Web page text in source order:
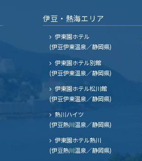
伊豆・熱海エリア
伊東園ホテル
(伊豆伊東温泉／静岡県)
伊東園ホテル別館
(伊豆伊東温泉／静岡県)
伊東園ホテル松川館
(伊豆伊東温泉／静岡県)
熱川ハイツ
(伊豆熱川温泉／静岡県)
伊東園ホテル熱川
(伊豆熱川温泉／静岡県)